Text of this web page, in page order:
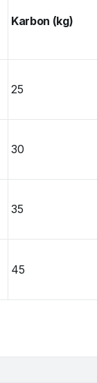
Karbon (kg)
25
30
35
45